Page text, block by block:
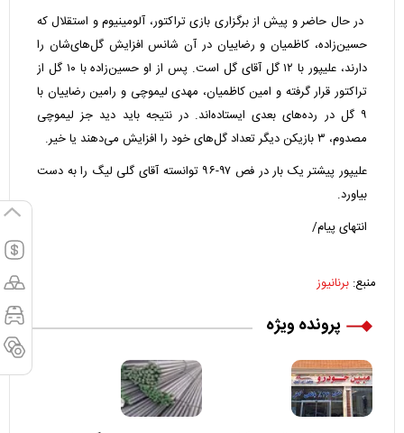
در حال حاضر و پیش از برگزاری بازی تراکتور، آلومینیوم و استقلال که
حسین‌زاده، کاظمیان و رضاییان در آن شانس افزایش گل‌های‌شان را
دارند، علیپور با ۱۲ گل آقای گل است. پس از او حسین‌زاده با ۱۰ گل از
تراکتور قرار گرفته و امین کاظمیان، مهدی لیموچی و رامین رضاییان با
۹ گل در رده‌های بعدی ایستاده‌اند. در نتیجه باید دید جز لیموچی
مصدوم، ۳ بازیکن دیگر تعداد گل‌های خود را افزایش می‌دهند یا خیر.
علیپور پیشتر یک بار در فص ۹۷-۹۶ توانسته آقای گلی لیگ را به دست
بیاورد.
انتهای پیام/
منبع: برنانیوز
پرونده ویژه